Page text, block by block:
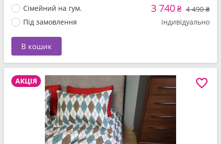
Сімейний на гум.
3 740₴ 4 490 ₴
Під замовлення
індивідуально
В кошик
АКЦІЯ